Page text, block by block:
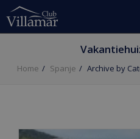
Home Spanje Archive by